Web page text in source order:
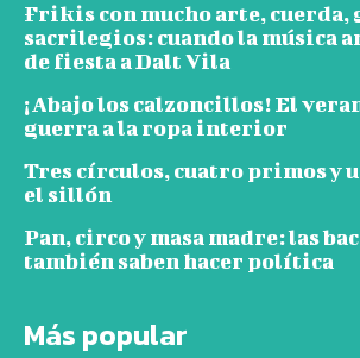
Frikis con mucho arte, cuerda,
sacrilegios: cuando la música
de fiesta a Dalt Vila
¡Abajo los calzoncillos! El
guerra a la ropa interior
Tres círculos, cuatro primos y
el sillón
Pan, circo y masa madre: las
también saben hacer política
Más popular